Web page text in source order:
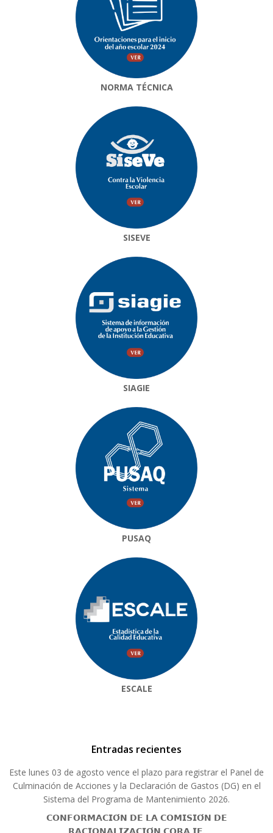
NORMA TÉCNICA
SISEVE
SIAGIE
PUSAQ
ESCALE
Entradas recientes
Este lunes 03 de agosto vence el plazo para registrar el Panel de
Culminación de Acciones y la Declaración de Gastos (DG) en el
Sistema del Programa de Mantenimiento 2026.
𝗖𝗢𝗡𝗙𝗢𝗥𝗠𝗔𝗖𝗜𝗢́𝗡 𝗗𝗘 𝗟𝗔 𝗖𝗢𝗠𝗜𝗦𝗜𝗢́𝗡 𝗗𝗘